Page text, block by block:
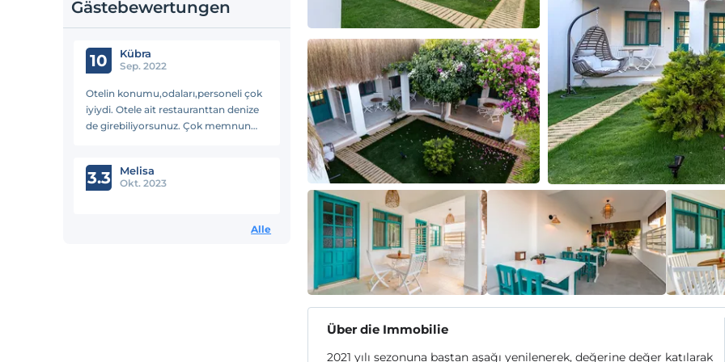
Gästebewertungen
10 Kübra
Sep. 2022
Otelin konumu,odaları,personeli çok
iyiydi. Otele ait restauranttan denize
de girebiliyorsunuz. Çok memnun
3.3 Melisa
Okt. 2023
Alle
Über die Immobilie
2021 yılı sezonuna baştan aşağı yenilenerek, değerine değer katılarak